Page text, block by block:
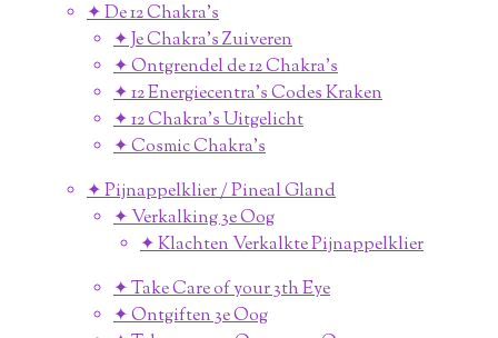
✦ De 12 Chakra's
✦ Je Chakra's Zuiveren
✦ Ontgrendel de 12 Chakra's
✦ 12 Energiecentra's Codes Kraken
✦ 12 Chakra's Uitgelicht
✦ Cosmic Chakra's
✦ Pijnappelklier / Pineal Gland
✦ Verkalking 3e Oog
✦ Klachten Verkalkte Pijnappelklier
✦ Take Care of your 3th Eye
✦ Ontgiften 3e Oog